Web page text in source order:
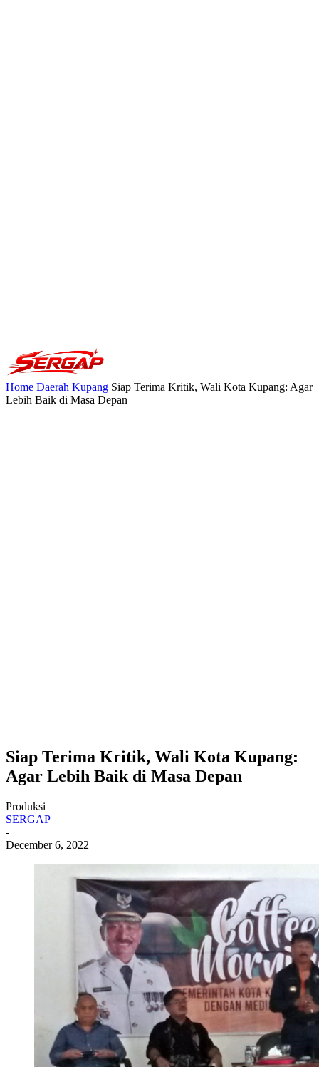
Home Daerah Kupang Siap Terima Kritik, Wali Kota Kupang: Agar
Lebih Baik di Masa Depan
Siap Terima Kritik, Wali Kota Kupang:
Agar Lebih Baik di Masa Depan
Produksi
SERGAP
-
December 6, 2022